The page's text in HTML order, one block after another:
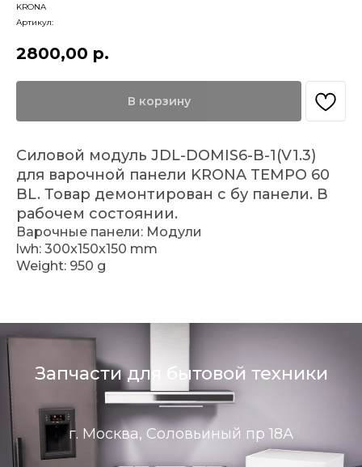
KRONA
Артикул:
2800,00 р.
В корзину
Силовой модуль JDL-DOMIS6-B-1(V1.3)
для варочной панели KRONA TEMPO 60
BL. Товар демонтирован с бу панели. В
рабочем состоянии.
Варочные панели: Модули
lwh: 300x150x150 mm
Weight: 950 g
Запчасти для бытовой техники
г. Москва, Соловьиный пр 18А